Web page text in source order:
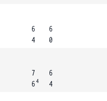
6
4
6
0
7
64
6
4